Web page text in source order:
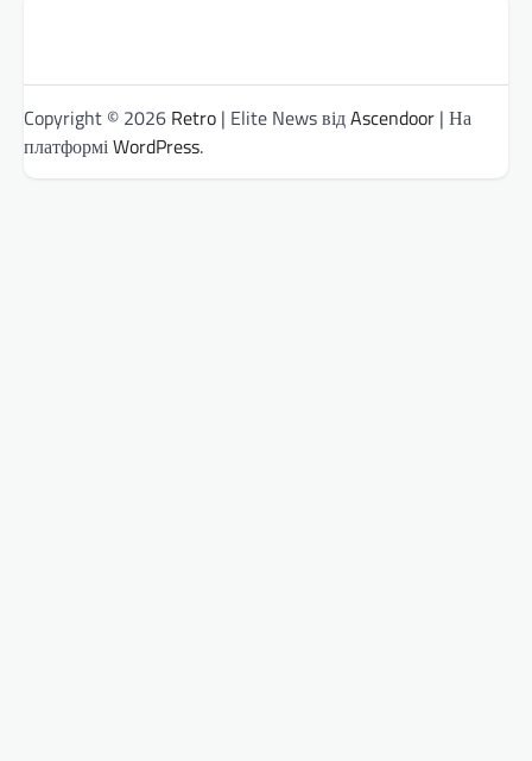
Copyright © 2026 Retro | Elite News відAscendoor | На
платформіWordPress.